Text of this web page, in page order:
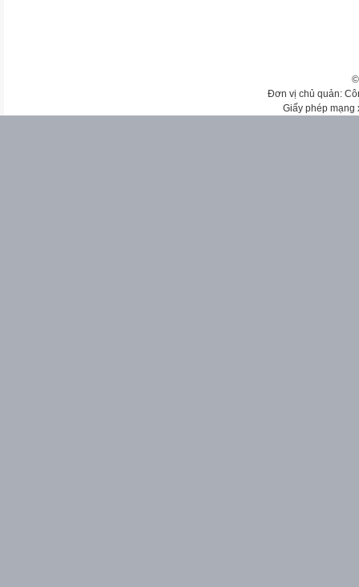
Đơn vị chủ quản:
Giấy phép mạng